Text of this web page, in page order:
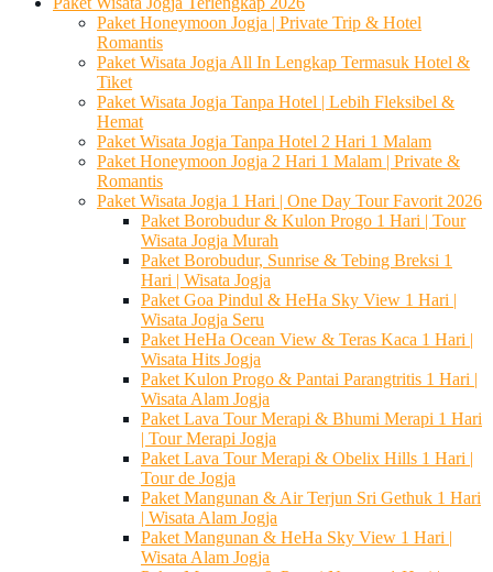
Paket Honeymoon Jogja | Private Trip & Hotel
Romantis
Paket Wisata Jogja All In Lengkap Termasuk Hotel &
Tiket
Paket Wisata Jogja Tanpa Hotel | Lebih Fleksibel &
Hemat
Paket Wisata Jogja Tanpa Hotel 2 Hari 1 Malam
Paket Honeymoon Jogja 2 Hari 1 Malam | Private &
Romantis
Paket Wisata Jogja 1 Hari | One Day Tour Favorit 2026
Paket Borobudur & Kulon Progo 1 Hari | Tour
Wisata Jogja Murah
Paket Borobudur, Sunrise & Tebing Breksi 1
Hari | Wisata Jogja
Paket Goa Pindul & HeHa Sky View 1 Hari |
Wisata Jogja Seru
Paket HeHa Ocean View & Teras Kaca 1 Hari |
Wisata Hits Jogja
Paket Kulon Progo & Pantai Parangtritis 1 Hari |
Wisata Alam Jogja
Paket Lava Tour Merapi & Bhumi Merapi 1 Hari
| Tour Merapi Jogja
Paket Lava Tour Merapi & Obelix Hills 1 Hari |
Tour de Jogja
Paket Mangunan & Air Terjun Sri Gethuk 1 Hari
| Wisata Alam Jogja
Paket Mangunan & HeHa Sky View 1 Hari |
Wisata Alam Jogja